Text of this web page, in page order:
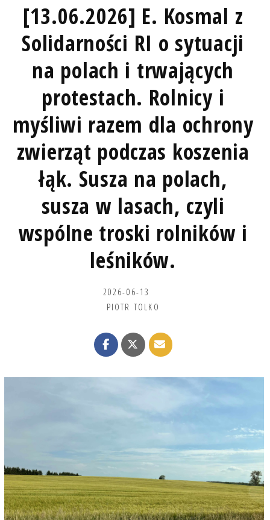
[13.06.2026] E. Kosmal z
Solidarności RI o sytuacji
na polach i trwających
protestach. Rolnicy i
myśliwi razem dla ochrony
zwierząt podczas koszenia
łąk. Susza na polach,
susza w lasach, czyli
wspólne troski rolników i
leśników.
2026-06-13
PIOTR TOLKO